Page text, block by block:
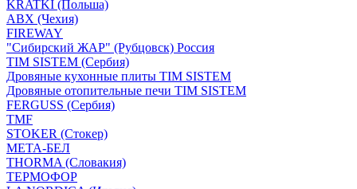
KRATKI (Польша)
ABX (Чехия)
FIREWAY
"Сибирский ЖАР" (Рубцовск) Россия
TIM SISTEM (Сербия)
Дровяные кухонные плиты TIM SISTEM
Дровяные отопительные печи TIM SISTEM
FERGUSS (Сербия)
TMF
STOKER (Стокер)
МЕТА-БЕЛ
THORMA (Словакия)
ТЕРМОФОР